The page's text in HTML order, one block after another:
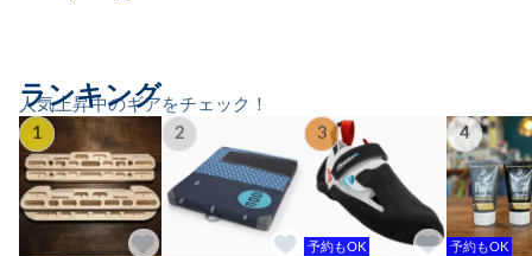
人気上昇中のギアをチェック！
ランキング
1 2 3
予約もOK
4
予約もOK